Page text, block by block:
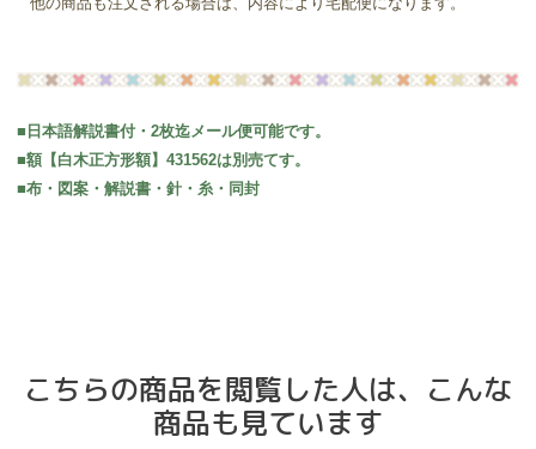
■日本語解説書付・2枚迄メール便可能です。
■額【白木正方形額】431562は別売てす。
■布・図案・解説書・針・糸・同封
こちらの商品を閲覧した人は、こんな
商品も見ています